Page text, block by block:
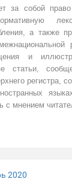
за собой
а также
и
статьи,
регистра,
с мнением
2020